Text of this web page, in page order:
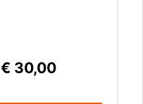
€ 30,00